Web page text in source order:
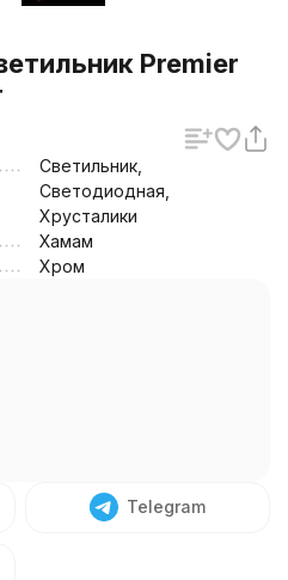
Premier
Светильник,
Светодиодная,
Хрусталики
Хамам
Хром
Telegram